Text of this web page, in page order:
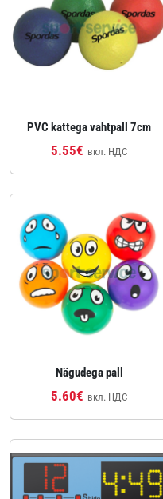
PVC kattega vahtpall 7cm
5.55€ вкл. НДС
Nägudega pall
5.60€ вкл. НДС